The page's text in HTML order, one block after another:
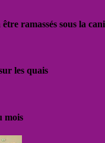
ramassés sous la
les quais
mois